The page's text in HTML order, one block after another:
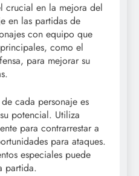
crucial en la mejora del
en las partidas de
con equipo que
como el
para mejorar su
cada personaje es
potencial. Utiliza
para contrarrestar a
para ataques.
especiales puede
partida.